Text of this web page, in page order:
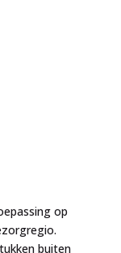
op
buiten